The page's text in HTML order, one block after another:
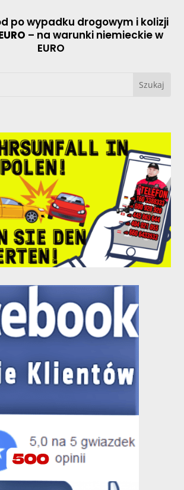
po wypadku drogowym i kolizji
– na warunki niemieckie w
EURO